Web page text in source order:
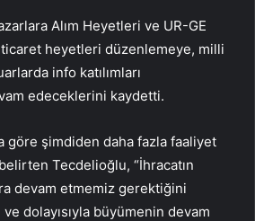
Alım Heyetleri ve UR-GE
heyetleri düzenlemeye, milli
info katılımları
edeceklerini kaydetti.
göre şimdiden daha fazla faaliyet
Tecdelioğlu, “İhracatın
devam etmemiz gerektiğini
ve dolayısıyla büyümenin devam